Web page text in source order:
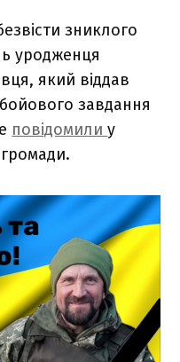
зниклого
уродженця
який віддав
завдання
повідомилиу